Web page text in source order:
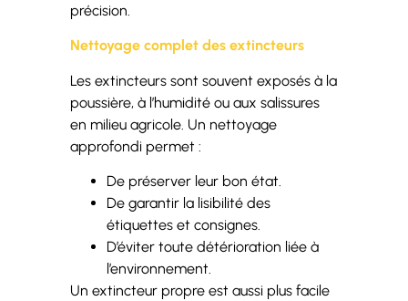
précision.
Nettoyage complet des extincteurs
Les extincteurs sont souvent exposés à la
poussière, à l’humidité ou aux salissures
en milieu agricole. Un nettoyage
approfondi permet :
De préserver leur bon état.
De garantir la lisibilité des
étiquettes et consignes.
D’éviter toute détérioration liée à
l’environnement.
Un extincteur propre est aussi plus facile